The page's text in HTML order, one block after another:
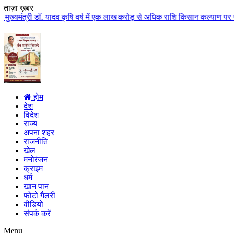
ताज़ा ख़बर
कृषि वर्ष में एक लाख करोड़ से अधिक राशि किसान कल्याण पर खर्च होगी
होम
देश
विदेश
राज्य
अपना शहर
राजनीति
खेल
मनोरंजन
क्राइम
धर्म
खान पान
फोटो गैलरी
वीडियो
संपर्क करें
Menu